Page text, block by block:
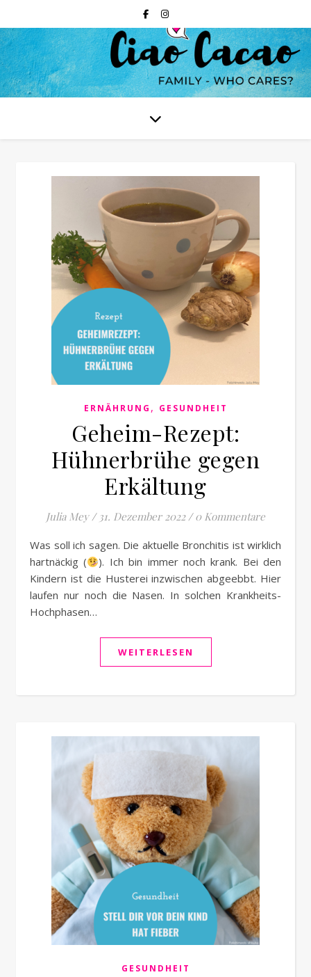
ERNÄHRUNG , GESUNDHEIT
Geheim-Rezept:
Hühnerbrühe gegen
Erkältung
Julia Mey / 31. Dezember 2022 / 0 Kommentare
Was soll ich sagen. Die aktuelle Bronchitis ist wirklich
hartnäckig (
). Ich bin immer noch krank. Bei den
Kindern ist die Husterei inzwischen abgeebbt. Hier
laufen nur noch die Nasen. In solchen Krankheits-
Hochphasen…
WEITERLESEN
GESUNDHEIT